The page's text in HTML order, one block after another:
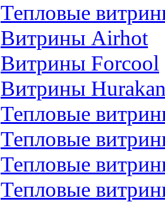
Тепловые
Витрины Airhot
Витрины Forcool
Витрины
Тепловые
Тепловые
Тепловые
Тепловые